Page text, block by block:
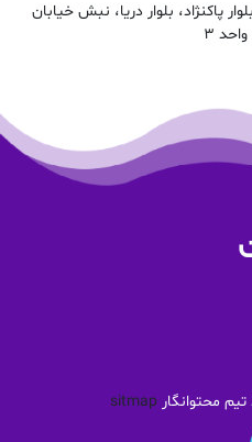
پاکنژاد، بلوار دریا، نبش خیابان
محتوانگار sitmap